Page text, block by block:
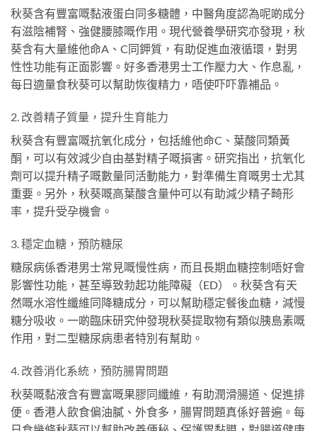
秋葵含有豐富嘅黏液蛋白同多糖體，中醫角度認為呢啲成分
有滋陰補腎、強健腰膝嘅作用。現代營養學研究亦發現，秋
葵含有大量維他命A、C同鉀質，有助促進血液循環，對男
性性功能有正面影響。好多香港男士工作壓力大、作息亂，
每日適量食秋葵可以幫助恢復精力，唔使吓吓靠補品。
2. 改善精子質量，提升生育能力
秋葵含有豐富嘅抗氧化成分，包括維他命C、葉酸同類黃
酮，可以有效減少自由基對精子嘅損害。研究指出，抗氧化
劑可以提升精子嘅數量同活動能力，對準備生育嘅男士尤其
重要。另外，秋葵嘅高葉酸含量仲可以有助減少精子畸形
率，提升受孕機會。
3. 穩定血糖，預防糖尿
糖尿病係香港男士常見嘅慢性病，而且長期血糖控制唔好會
影響性功能，甚至導致勃起功能障礙（ED）。秋葵含有天
然嘅水溶性纖維同降糖成分，可以幫助穩定餐後血糖，減慢
糖分吸收。一啲臨床研究仲發現秋葵提取物有類似胰島素嘅
作用，對二型糖尿病患者特別有幫助。
4. 改善消化系統，預防腸胃問題
秋葵嘅黏液含有豐富嘅果膠同纖維，有助潤滑腸道、促進排
便。香港人飲食偏油膩、外食多，腸胃問題真係好普遍。每